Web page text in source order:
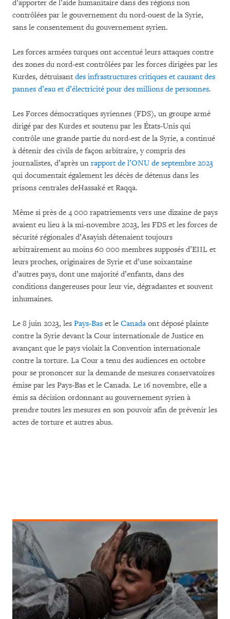
d’apporter de l’aide humanitaire dans des régions non
contrôlées par le gouvernement du nord-ouest de la Syrie,
sans le consentement du gouvernement syrien.
Les forces armées turques ont accentué leurs attaques contre
des zones du nord-est contrôlées par les forces dirigées par les
Kurdes, détruisant des infrastructures critiques et causant des
pannes d’eau et d’électricité pour des millions de personnes.
Les Forces démocratiques syriennes (FDS), un groupe armé
dirigé par des Kurdes et soutenu par les États-Unis qui
contrôle une grande partie du nord-est de la Syrie, a continué
à détenir des civils de façon arbitraire, y compris des
journalistes, d’après un rapport de l’ONU de septembre 2023
qui documentait également les décès de détenus dans les
prisons centrales deHassaké et Raqqa.
Même si près de 4 000 rapatriements vers une dizaine de pays
avaient eu lieu à la mi-novembre 2023, les FDS et les forces de
sécurité régionales d’Asayish détenaient toujours
arbitrairement au moins 60 000 membres supposés d’EIIL et
leurs proches, originaires de Syrie et d’une soixantaine
d’autres pays, dont une majorité d’enfants, dans des
conditions dangereuses pour leur vie, dégradantes et souvent
inhumaines.
Le 8 juin 2023, les Pays-Bas et le Canada ont déposé plainte
contre la Syrie devant la Cour internationale de Justice en
avançant que le pays violait la Convention internationale
contre la torture. La Cour a tenu des audiences en octobre
pour se prononcer sur la demande de mesures conservatoires
émise par les Pays-Bas et le Canada. Le 16 novembre, elle a
émis sa décision ordonnant au gouvernement syrien à
prendre toutes les mesures en son pouvoir afin de prévenir les
actes de torture et autres abus.